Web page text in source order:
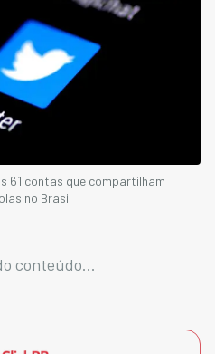
61 contas que compartilham
no Brasil
conteúdo...